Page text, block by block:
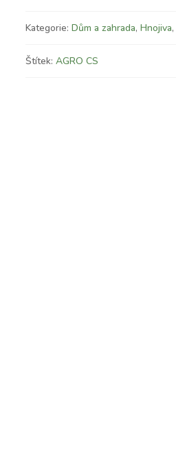
Kategorie: Dům a zahrada, Hnojiva,
Štítek: AGRO CS